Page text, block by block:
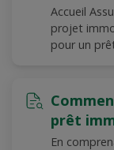
Accueil
projet
pour un
prêt
En